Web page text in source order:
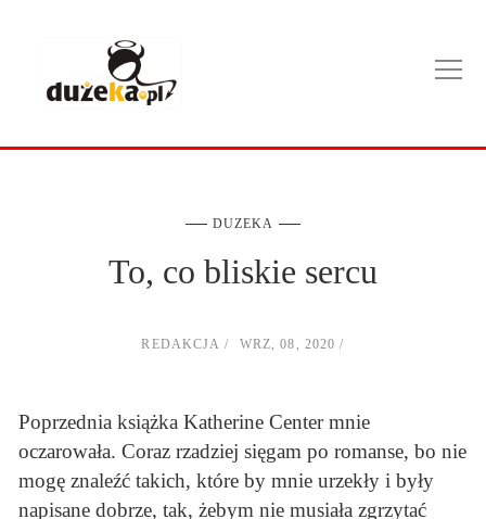
DUZEKA
To, co bliskie sercu
REDAKCJA WRZ, 08, 2020
Poprzednia książka Katherine Center mnie
oczarowała. Coraz rzadziej sięgam po romanse, bo nie
mogę znaleźć takich, które by mnie urzekły i były
napisane dobrze, tak, żebym nie musiała zgrzytać